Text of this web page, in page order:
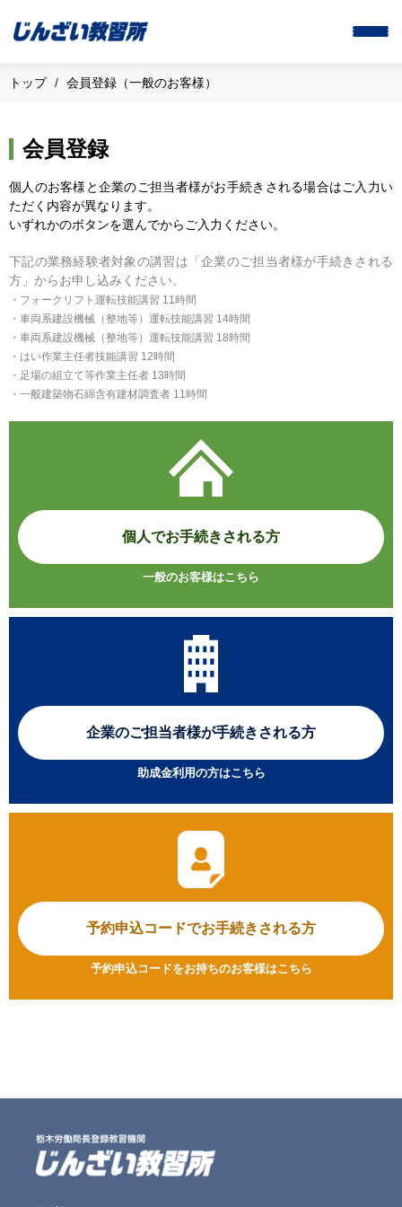
トップ 会員登録（一般のお客様）
会員登録
個人のお客様と企業のご担当者様がお手続きされる場合はご入力い
ただく内容が異なります。
いずれかのボタンを選んでからご入力ください。
下記の業務経験者対象の講習は「企業のご担当者様が手続きされる
方」からお申し込みください。
・フォークリフト運転技能講習 11時間
・車両系建設機械（整地等）運転技能講習 14時間
・車両系建設機械（整地等）運転技能講習 18時間
・はい作業主任者技能講習 12時間
・足場の組立て等作業主任者 13時間
・一般建築物石綿含有建材調査者 11時間
個人でお手続きされる方
一般のお客様はこちら
企業のご担当者様が手続きされる方
助成金利用の方はこちら
予約申込コードでお手続きされる方
予約申込コードをお持ちのお客様はこちら